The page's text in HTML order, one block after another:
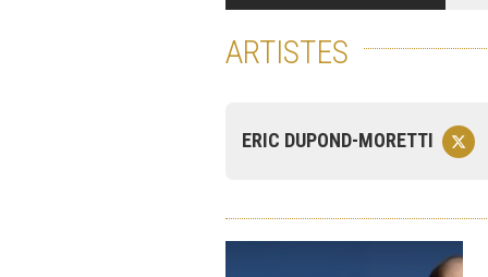
ARTISTES
ERIC DUPOND-MORETTI